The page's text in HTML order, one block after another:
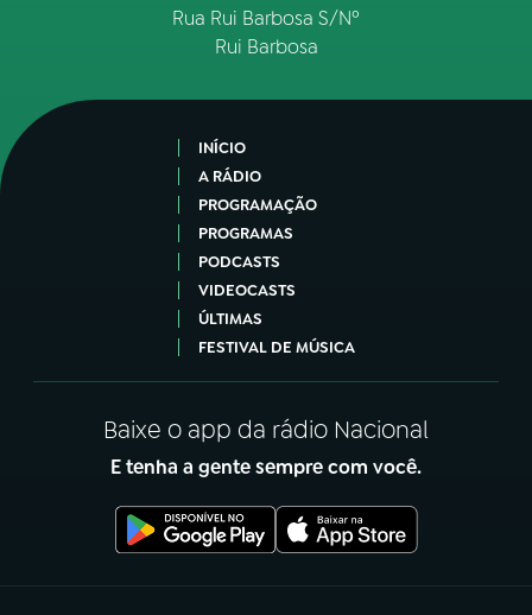
Rua Rui Barbosa S/Nº
Rui Barbosa
INÍCIO
A RÁDIO
PROGRAMAÇÃO
PROGRAMAS
PODCASTS
VIDEOCASTS
ÚLTIMAS
FESTIVAL DE MÚSICA
Baixe o app da rádio Nacional
E tenha a gente sempre com você.